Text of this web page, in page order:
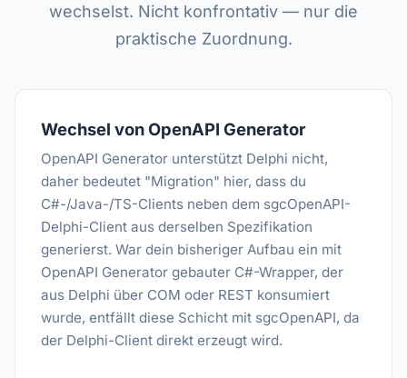
wechselst. Nicht konfrontativ — nur die
praktische Zuordnung.
Wechsel von OpenAPI Generator
OpenAPI Generator unterstützt Delphi nicht,
daher bedeutet "Migration" hier, dass du
C#-/Java-/TS-Clients neben dem sgcOpenAPI-
Delphi-Client aus derselben Spezifikation
generierst. War dein bisheriger Aufbau ein mit
OpenAPI Generator gebauter C#-Wrapper, der
aus Delphi über COM oder REST konsumiert
wurde, entfällt diese Schicht mit sgcOpenAPI, da
der Delphi-Client direkt erzeugt wird.